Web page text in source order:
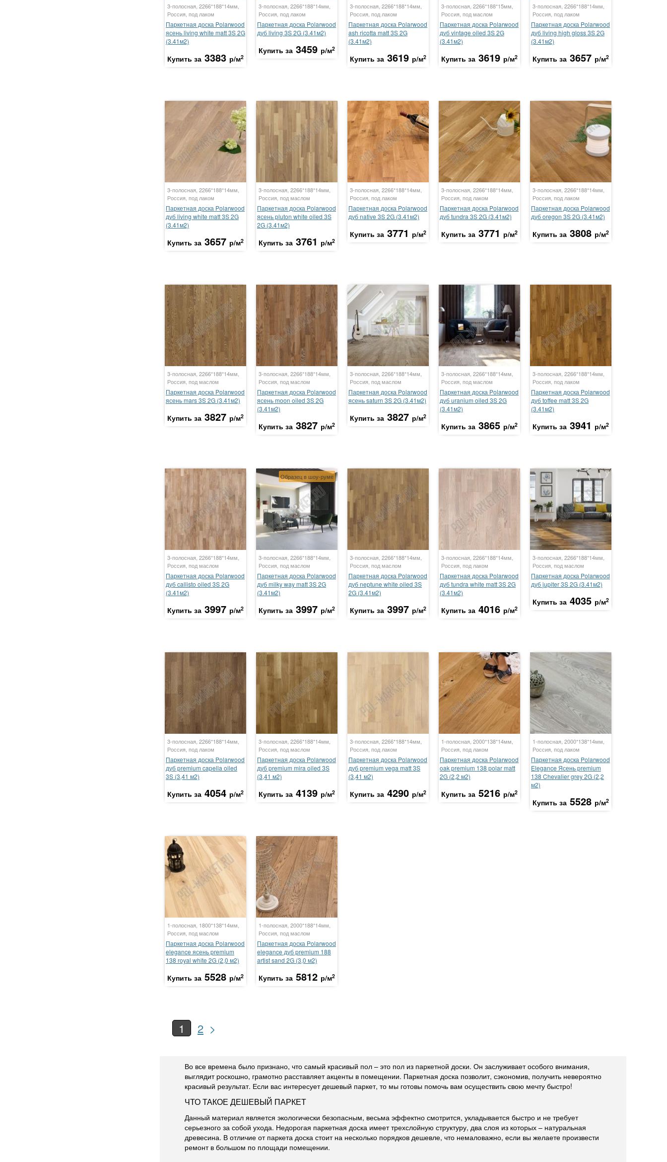
3-полосная, 2266*188*14мм,
Россия, под лаком
Паркетная доска Polarwood
ясень living white matt 3S 2G
(3.41м2)
Купить за 3383 р/м2
3-полосная, 2266*188*14мм,
Россия, под лаком
Паркетная доска Polarwood
дуб living 3S 2G (3.41м2)
Купить за 3459 р/м2
3-полосная, 2266*188*14мм,
Россия, под лаком
Паркетная доска Polarwood
ash ricotta matt 3S 2G
(3.41м2)
Купить за 3619 р/м2
3-полосная, 2266*188*15мм,
Россия, под маслом
Паркетная доска Polarwood
дуб vintage oiled 3S 2G
(3.41м2)
Купить за 3619 р/м2
3-полосная, 2266*188*14мм,
Россия, под лаком
Паркетная доска Polarwood
дуб living high gloss 3S 2G
(3.41м2)
Купить за 3657 р/м2
3-полосная, 2266*188*14мм,
Россия, под лаком
Паркетная доска Polarwood
дуб living white matt 3S 2G
(3.41м2)
Купить за 3657 р/м2
3-полосная, 2266*188*14мм,
Россия, под маслом
Паркетная доска Polarwood
ясень pluton white oiled 3S
2G (3.41м2)
Купить за 3761 р/м2
3-полосная, 2266*188*14мм,
Россия, под лаком
Паркетная доска Polarwood
дуб native 3S 2G (3.41м2)
Купить за 3771 р/м2
3-полосная, 2266*188*14мм,
Россия, под лаком
Паркетная доска Polarwood
дуб tundra 3S 2G (3.41м2)
Купить за 3771 р/м2
3-полосная, 2266*188*14мм,
Россия, под лаком
Паркетная доска Polarwood
дуб oregon 3S 2G (3.41м2)
Купить за 3808 р/м2
3-полосная, 2266*188*14мм,
Россия, под маслом
Паркетная доска Polarwood
ясень mars 3S 2G (3.41м2)
Купить за 3827 р/м2
3-полосная, 2266*188*14мм,
Россия, под маслом
Паркетная доска Polarwood
ясень moon oiled 3S 2G
(3.41м2)
Купить за 3827 р/м2
3-полосная, 2266*188*14мм,
Россия, под маслом
Паркетная доска Polarwood
ясень saturn 3S 2G (3.41м2)
Купить за 3827 р/м2
3-полосная, 2266*188*14мм,
Россия, под маслом
Паркетная доска Polarwood
дуб uranium oiled 3S 2G
(3.41м2)
Купить за 3865 р/м2
3-полосная, 2266*188*14мм,
Россия, под лаком
Паркетная доска Polarwood
дуб toffee matt 3S 2G
(3.41м2)
Купить за 3941 р/м2
3-полосная, 2266*188*14мм,
Россия, под маслом
Паркетная доска Polarwood
дуб callisto oiled 3S 2G
(3.41м2)
Купить за 3997 р/м2
Образец в шоу-руме
3-полосная, 2266*188*14мм,
Россия, под маслом
Паркетная доска Polarwood
дуб milky way matt 3S 2G
(3.41м2)
Купить за 3997 р/м2
3-полосная, 2266*188*14мм,
Россия, под маслом
Паркетная доска Polarwood
дуб neptune white oiled 3S
2G (3.41м2)
Купить за 3997 р/м2
3-полосная, 2266*188*14мм,
Россия, под лаком
Паркетная доска Polarwood
дуб tundra white matt 3S 2G
(3.41м2)
Купить за 4016 р/м2
3-полосная, 2266*188*14мм,
Россия, под маслом
Паркетная доска Polarwood
дуб jupiter 3S 2G (3.41м2)
Купить за 4035 р/м2
3-полосная, 2266*188*14мм,
Россия, под лаком
Паркетная доска Polarwood
дуб premium capella oiled
3S (3,41 м2)
Купить за 4054 р/м2
3-полосная, 2266*188*14мм,
Россия, под маслом
Паркетная доска Polarwood
дуб premium mira oiled 3S
(3,41 м2)
Купить за 4139 р/м2
3-полосная, 2266*188*14мм,
Россия, под лаком
Паркетная доска Polarwood
дуб premium vega matt 3S
(3,41 м2)
Купить за 4290 р/м2
1-полосная, 2000*138*14мм,
Россия, под лаком
Паркетная доска Polarwood
oak premium 138 polar matt
2G (2,2 м2)
Купить за 5216 р/м2
1-полосная, 2000*138*14мм,
Россия, под лаком
Паркетная доска Polarwood
Elegance Ясень premium
138 Chevalier grey 2G (2,2
м2)
Купить за 5528 р/м2
1-полосная, 1800*138*14мм,
Россия, под маслом
Паркетная доска Polarwood
elegance ясень premium
138 royal white 2G (2,0 м2)
Купить за 5528 р/м2
1-полосная, 2000*188*14мм,
Россия, под маслом
Паркетная доска Polarwood
elegance дуб premium 188
artist sand 2G (3,0 м2)
Купить за 5812 р/м2
1 2 >
Во все времена было признано, что самый красивый пол – это пол из паркетной доски. Он заслуживает особого внимания,
выглядит роскошно, грамотно расставляет акценты в помещении. Паркетная доска позволит, сэкономив, получить невероятно
красивый результат. Если вас интересует дешевый паркет, то мы готовы помочь вам осуществить свою мечту быстро!
ЧТО ТАКОЕ ДЕШЕВЫЙ ПАРКЕТ
Данный материал является экологически безопасным, весьма эффектно смотрится, укладывается быстро и не требует
серьезного за собой ухода. Недорогая паркетная доска имеет трехслойную структуру, два слоя из которых – натуральная
древесина. В отличие от паркета доска стоит на несколько порядков дешевле, что немаловажно, если вы желаете произвести
ремонт в большом по площади помещении.